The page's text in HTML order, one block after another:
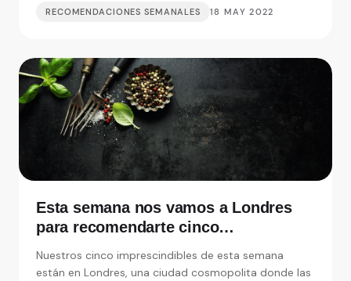
RECOMENDACIONES SEMANALES 18 MAY 2022
Esta semana nos vamos a Londres
para recomendarte cinco
imprescindibles
Nuestros cinco imprescindibles de esta semana
están en Londres, una ciudad cosmopolita donde las